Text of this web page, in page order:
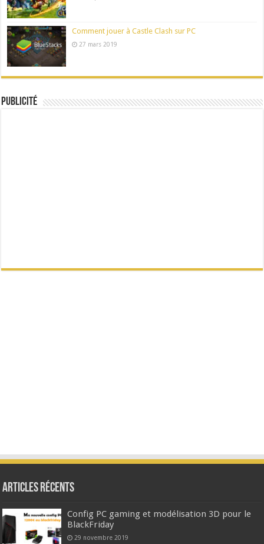
Comment jouer à Castle Clash sur PC
27 mars 2019
Publicité
Articles Récents
Config PC gaming et modélisation 3D pour le
BlackFriday
29 novembre 2019